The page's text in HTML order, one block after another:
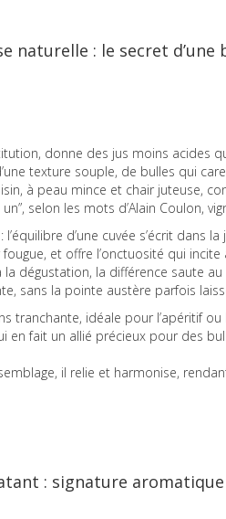
naturelle : le secret
donne des jus moins acides
texture souple, de bulles qui
à peau mince et chair juteuse,
selon les mots d’Alain Coulon,
l’équilibre d’une cuvée s’écrit dans
et offre l’onctuosité qui
dégustation, la différence saute
sans la pointe austère parfois
tranchante, idéale pour l’apéritif
en fait un allié précieux pour des
il relie et harmonise,
: signature